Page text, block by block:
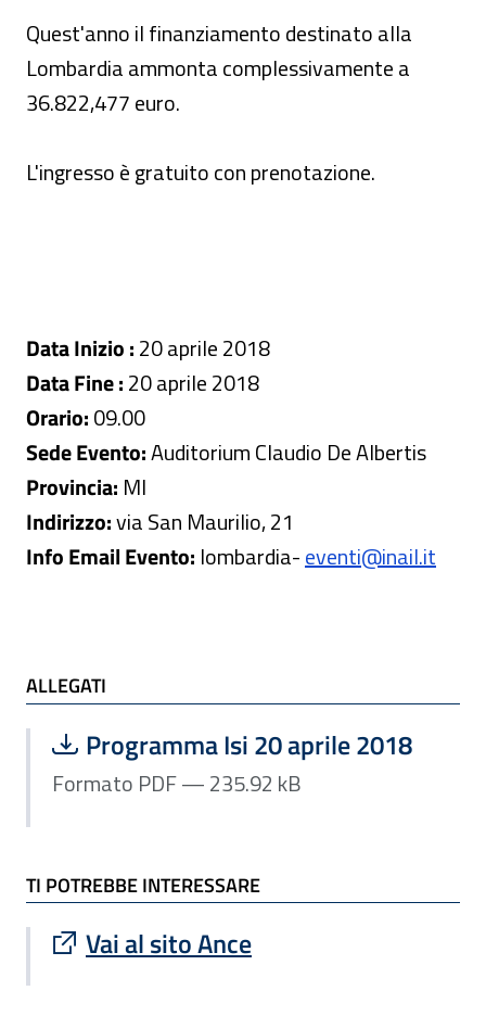
Quest'anno il finanziamento destinato alla
Lombardia ammonta complessivamente a
36.822,477 euro.
L'ingresso è gratuito con prenotazione.
Data Inizio :20 aprile 2018
Data Fine :20 aprile 2018
Orario:09.00
Sede Evento:Auditorium Claudio De Albertis
Provincia: MI
Indirizzo:via San Maurilio, 21
Info Email Evento: lombardia-eventi@inail.it
ALLEGATI e TI POTREBBE INTERESSARE
ALLEGATI
Scarica file:
Programma Isi 20 aprile 2018
Formato PDF — Dimensione 235.92 kB
Formato PDF — 235.92 kB
TI POTREBBE INTERESSARE
Vai al sito Ance
Sito esterno : apre una nuova finestra